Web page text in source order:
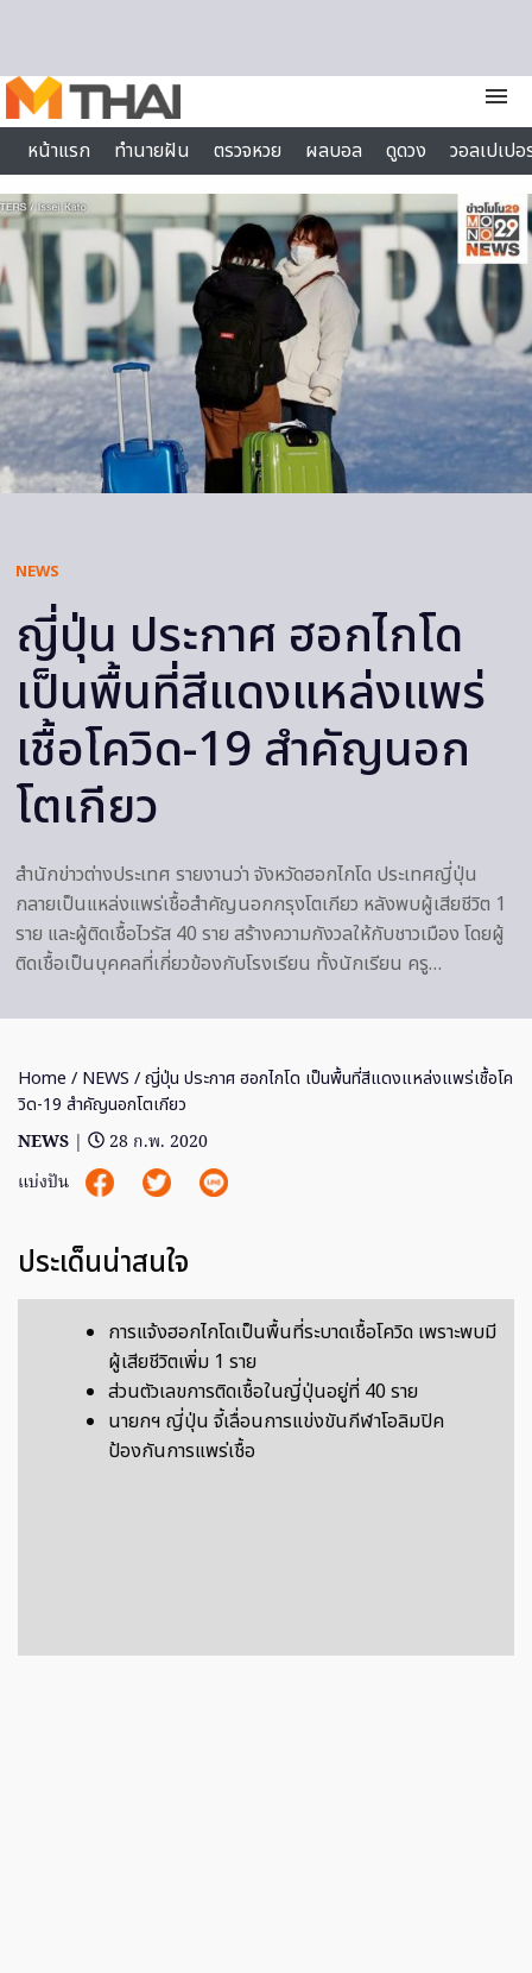
menu
หน้าแรก
ทำนายฝัน ตรวจหวย ผลบอล ดูดวง
วอลเปเป
ไลฟ์สไตล์
NEWS
ญี่ปุ่น ประกาศ ฮอกไกโด
เป็นพื้นที่สีแดงแหล่งแพร่
เชื้อโควิด-19 สำคัญนอก
โตเกียว
สำนักข่าวต่างประเทศ รายงานว่า จังหวัดฮอกไกโด ประเทศญี่ปุ่น
กลายเป็นแหล่งแพร่เชื้อสำคัญนอกกรุงโตเกียว หลังพบผู้เสียชีวิต 1
ราย และผู้ติดเชื้อไวรัส 40 ราย สร้างความกังวลให้กับชาวเมือง โดยผู้
ติดเชื้อเป็นบุคคลที่เกี่ยวข้องกับโรงเรียน ทั้งนักเรียน ครู…
Home / NEWS / ญี่ปุ่น ประกาศ ฮอกไกโด เป็นพื้นที่สีแดงแหล่งแพร่เชื้อโค
วิด-19 สำคัญนอกโตเกียว
NEWS |
28 ก.พ. 2020
แบ่งปัน
ประเด็นน่าสนใจ
การแจ้งฮอกไกโดเป็นพื้นที่ระบาดเชื้อโควิด เพราะพบมี
ผู้เสียชีวิตเพิ่ม 1 ราย
ส่วนตัวเลขการติดเชื้อในญี่ปุ่นอยู่ที่ 40 ราย
นายกฯ ญี่ปุ่น จี้เลื่อนการแข่งขันกีฬาโอลิมปิค
ป้องกันการแพร่เชื้อ